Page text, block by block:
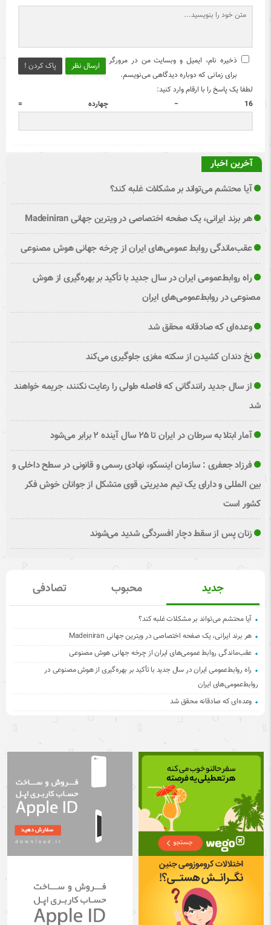
ارسال نظر پاک کردن !
ذخیره نام، ایمیل و وبسایت من در مرورگر
برای زمانی که دوباره دیدگاهی می‌نویسم.
لطفا یک پاسخ را با ارقام وارد کنید:
16 − چهارده =
آخرین اخبار
آیا محتشم می‌تواند بر مشکلات غلبه کند؟
هر برند ایرانی، یک صفحه اختصاصی در ویترین جهانی Madeiniran
عقب‌ماندگی روابط عمومی‌های ایران از چرخه جهانی هوش مصنوعی
راه روابط‌عمومی ایران در سال جدید با تأکید بر بهره‌گیری از هوش
مصنوعی در روابط‌عمومی‌های ایران
وعده‌ای که صادقانه محقق شد
نخ دندان کشیدن از سکته مغزی جلوگیری می‌کند
از سال جدید رانندگانی که فاصله طولی را رعایت نکنند، جریمه خواهند
شد
آمار ابتلا به سرطان در ایران تا ۲۵ سال آینده ۲ برابر می‌شود
فرزاد جعفری : سازمان اینسکو، نهادی رسمی و قانونی در سطح داخلی و
بین المللی و دارای یک تیم مدیریتی قوی متشکل از جوانان خوش فکر
کشور است
زنان پس از سقط دچار افسردگی شدید می‌شوند
جدید محبوب تصادفی
آیا محتشم می‌تواند بر مشکلات غلبه کند؟
هر برند ایرانی، یک صفحه اختصاصی در ویترین جهانی Madeiniran
عقب‌ماندگی روابط عمومی‌های ایران از چرخه جهانی هوش مصنوعی
راه روابط‌عمومی ایران در سال جدید با تأکید بر بهره‌گیری از هوش مصنوعی در
روابط‌عمومی‌های ایران
وعده‌ای که صادقانه محقق شد